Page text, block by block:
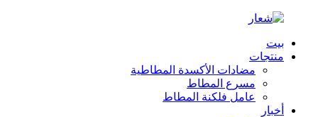
بيت
منتجات
مضادات الأكسدة المطاطية
مسرع المطاط
عامل فلكنة المطاط
أخبار